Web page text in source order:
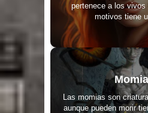
pertenece a los vivos
motivos tiene
Las momias son
aunque pueden morir